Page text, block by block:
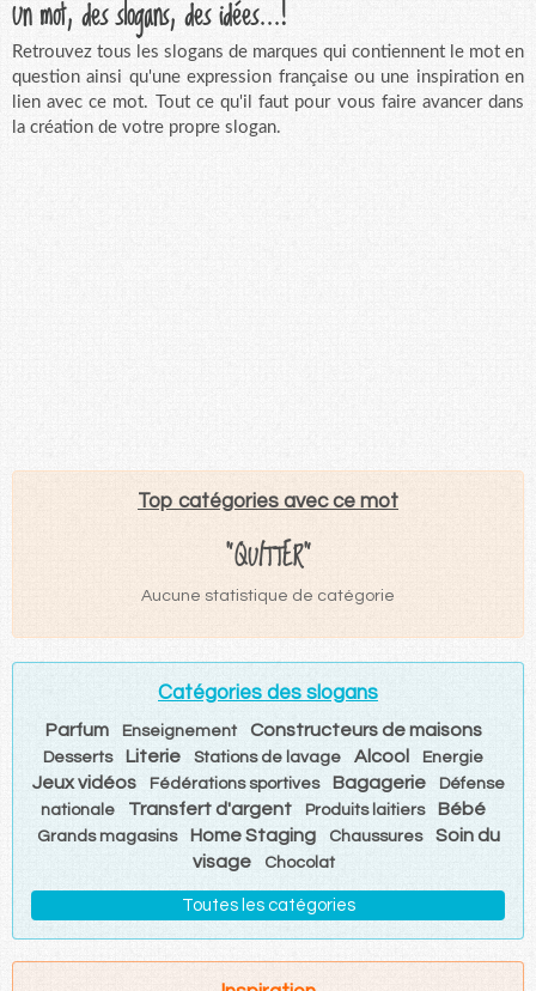
Un mot, des slogans, des idées...!
Retrouvez tous les slogans de marques qui contiennent le mot en
question ainsi qu'une expression française ou une inspiration en
lien avec ce mot. Tout ce qu'il faut pour vous faire avancer dans
la création de votre propre slogan.
Top catégories avec ce mot
"QUITTER"
Aucune statistique de catégorie
Catégories des slogans
Parfum Enseignement Constructeurs de maisons
Desserts Literie Stations de lavage Alcool Energie
Jeux vidéos Fédérations sportives Bagagerie
Défense
nationale
Transfert d'argent Produits laitiers Bébé
Grands magasins Home Staging Chaussures
Soin du
visage
Chocolat
Toutes les catégories